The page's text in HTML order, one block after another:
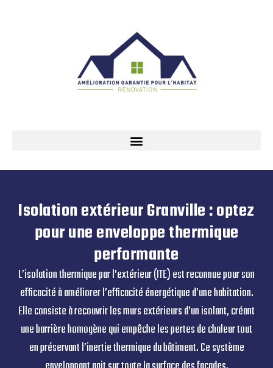
Isolation extérieur Granville : optez
pour une enveloppe thermique
performante
L’isolation thermique par l’extérieur (ITE) est reconnue pour son
efficacité à améliorer l’efficacité énergétique d’une habitation.
Elle consiste à recouvrir les murs extérieurs d’un isolant, créant
une barrière homogène qui empêche les pertes de chaleur tout
en préservant l’inertie thermique du bâtiment. Ce système